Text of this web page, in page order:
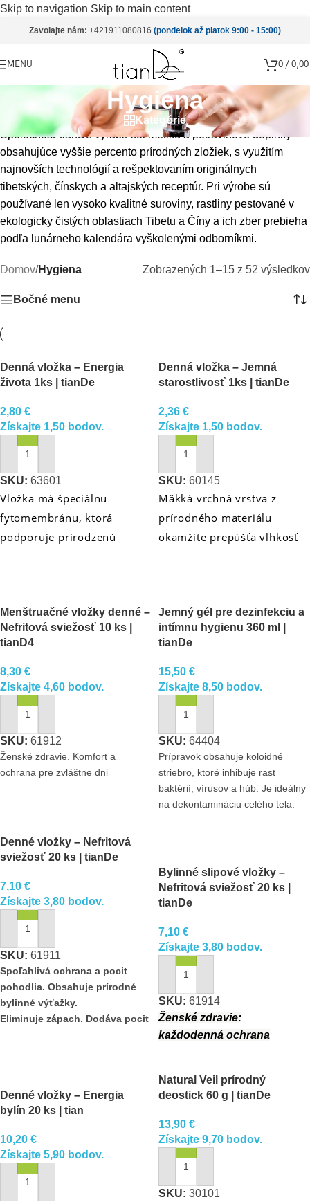
Skip to navigation Skip to main content
Zavolajte nám: +421911080816 (pondelok až piatok 9:00 - 15:00)
MENU 0 /
Hygiena
Kategórie
Spoločnosť tianDe vyrába kozmetiku a potravinové doplnky
obsahujúce vyššie percento prírodných zložiek, s využitím
najnovších technológií a rešpektovaním originálnych
tibetských, čínskych a altajských receptúr. Pri výrobe sú
používané len vysoko kvalitné suroviny, rastliny pestované v
ekologicky čistých oblastiach Tibetu a Číny a ich zber prebieha
podľa lunárneho kalendára vyškolenými odborníkmi.
Domov/Hygiena Zobrazených 1–15 z 52 výsledkov
Bočné menu
Denná vložka – Energia
života 1ks | tianDe
2,80 €
Získajte 1,50 bodov.
PRIDAŤ DO KOŠÍKA
SKU: 63601
Vložka má špeciálnu
fytomembránu, ktorá
podporuje prirodzenú
istoty a komfortu. Vhodná
pre každodenné použitie.
Denná vložka – Jemná
starostlivosť 1ks | tianDe
2,36 €
Získajte 1,50 bodov.
PRIDAŤ DO KOŠÍKA
SKU: 60145
Mäkká vrchná vrstva z
prírodného materiálu
okamžite prepúšťa vlhkosť
obsahuje prírodné výťažky,
ktoré pomáhajú ničiť
prúžok zaisťuje vynikajúcu
fixáciu vložky na bielizni.
Menštruačné vložky denné –
Nefritová sviežosť 10 ks |
tianD4
8,30 €
Získajte 4,60 bodov.
PRIDAŤ DO KOŠÍKA
SKU: 61912
Ženské zdravie. Komfort a
ochrana pre zvláštne dni
Jemný gél pre dezinfekciu a
intímnu hygienu 360 ml |
tianDe
15,50 €
Získajte 8,50 bodov.
PRIDAŤ DO KOŠÍKA
SKU: 64404
Prípravok obsahuje koloidné
striebro, ktoré inhibuje rast
baktérií, vírusov a húb. Je ideálny
na dekontamináciu celého tela.
/ koncentrátu dezinfekčný
prostriedok.
Denné vložky – Nefritová
sviežosť 20 ks | tianDe
7,10 €
Získajte 3,80 bodov.
PRIDAŤ DO KOŠÍKA
SKU: 61911
Spoľahlivá ochrana a pocit
pohodlia. Obsahuje prírodné
bylinné výťažky.
Eliminuje zápach. Dodáva pocit
Bylinné slipové vložky –
Nefritová sviežosť 20 ks |
tianDe
7,10 €
Získajte 3,80 bodov.
PRIDAŤ DO KOŠÍKA
SKU: 61914
Ženské zdravie:
každodenná ochrana
Denné vložky – Energia
bylín 20 ks | tian
10,20 €
Získajte 5,90 bodov.
PRIDAŤ DO KOŠÍKA
Natural Veil prírodný
deostick 60 g | tianDe
13,90 €
Získajte 9,70 bodov.
PRIDAŤ DO KOŠÍKA
SKU: 30101